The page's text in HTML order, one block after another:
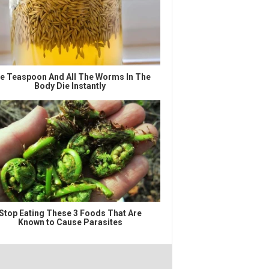
Teaspoon And All The Worms In The
Body Die Instantly
Eating These 3 Foods That Are
Known to Cause Parasites